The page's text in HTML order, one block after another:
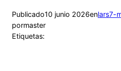
Publicado10 junio 2026enlars7-
pormaster
Etiquetas: